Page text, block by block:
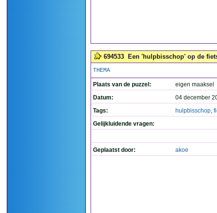
694533 Een 'hulpbisschop' op de
THEMA
Plaats van de puzzel:
eigen maaksel
Datum:
04 december
Tags:
hulpbisschop,
Gelijkluidende vragen:
Geplaatst door: akoe